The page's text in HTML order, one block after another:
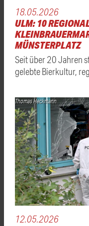
18.05.2026
ULM: 10
MÜNSTERPLATZ
Seit über 20 Jahren
gelebte Bierkultur,
Thomas Heckmann
12.05.2026